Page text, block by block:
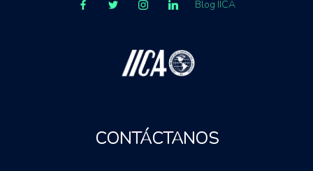
Blog IICA
CONTÁCTANOS